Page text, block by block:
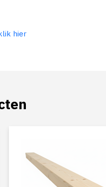
hier